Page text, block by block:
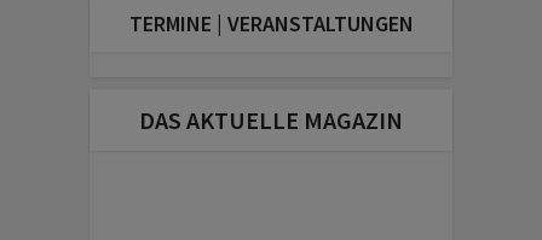
TERMINE | VERANSTALTUNGEN
DAS AKTUELLE MAGAZIN